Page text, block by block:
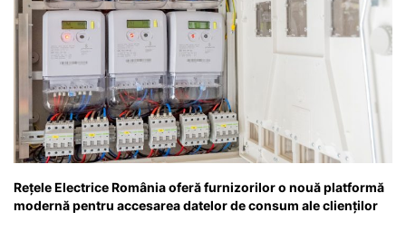
Rețele Electrice România oferă furnizorilor o nouă platformă
modernă pentru accesarea datelor de consum ale clienților